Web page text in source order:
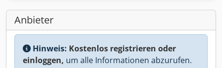
Anbieter
Hinweis: Kostenlos registrieren oder
einloggen, um alle Informationen abzurufen.